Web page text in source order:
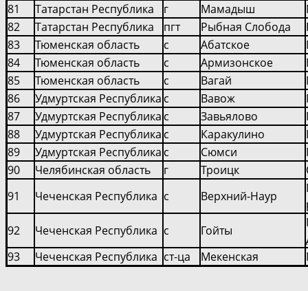
81
Татарстан Республика г Мамадыш
82
Татарстан Республика пгт Рыбная Слобода
83
Тюменская область с Абатское
84
Тюменская область с Армизонское
85
Тюменская область с Вагай
86
Удмуртская Республика с Вавож
87
Удмуртская Республика с Завьялово
88
Удмуртская Республика с Каракулино
89
Удмуртская Республика с Сюмси
90
Челябинская область г Троицк
91
Чеченская Республика с Верхний-Наур
92
Чеченская Республика с Гойты
93
Чеченская Республика ст-ца Мекенская